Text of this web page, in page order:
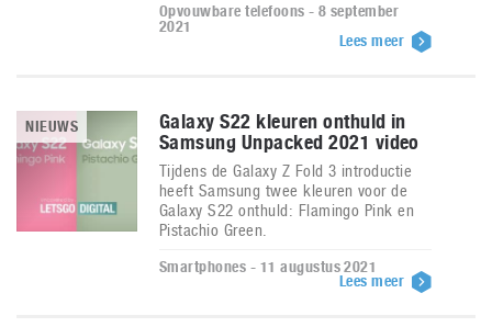
Opvouwbare telefoons - 8 september
2021
Lees meer
NIEUWS
Galaxy S22 kleuren onthuld in
Samsung Unpacked 2021 video
Tijdens de Galaxy Z Fold 3 introductie
heeft Samsung twee kleuren voor de
Galaxy S22 onthuld: Flamingo Pink en
Pistachio Green.
Smartphones - 11 augustus 2021
Lees meer